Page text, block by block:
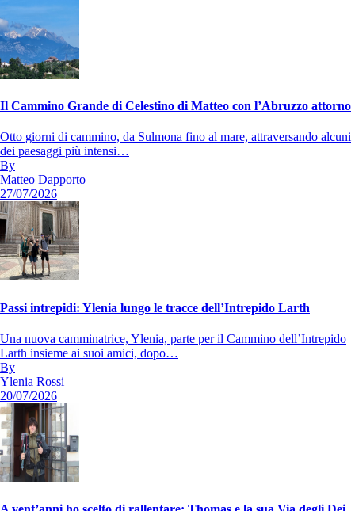
Il Cammino Grande di Celestino di Matteo con l’Abruzzo attorno
Otto giorni di cammino, da Sulmona fino al mare, attraversando alcuni
dei paesaggi più intensi…
By
Matteo Dapporto
27/07/2026
Passi intrepidi: Ylenia lungo le tracce dell’Intrepido Larth
Una nuova camminatrice, Ylenia, parte per il Cammino dell’Intrepido
Larth insieme ai suoi amici, dopo…
By
Ylenia Rossi
20/07/2026